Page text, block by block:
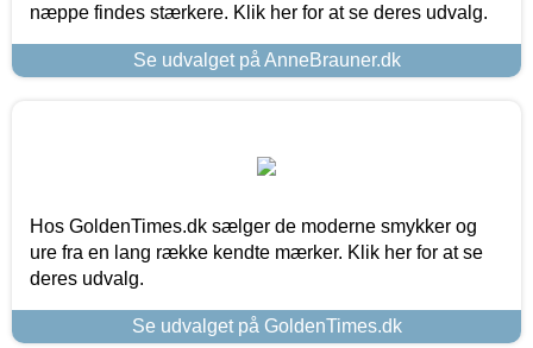
næppe findes stærkere. Klik her for at se deres udvalg.
Se udvalget på AnneBrauner.dk
Hos GoldenTimes.dk sælger de moderne smykker og
ure fra en lang række kendte mærker. Klik her for at se
deres udvalg.
Se udvalget på GoldenTimes.dk